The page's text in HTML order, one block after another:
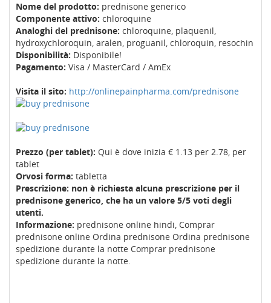
Nome del prodotto: prednisone generico
Componente attivo: chloroquine
Analoghi del prednisone: chloroquine, plaquenil,
hydroxychloroquin, aralen, proguanil, chloroquin, resochin
Disponibilità: Disponibile!
Pagamento: Visa / MasterCard / AmEx
Visita il sito: http://onlinepainpharma.com/prednisone
Prezzo (per tablet): Qui è dove inizia € 1.13 per 2.78, per
tablet
Orvosi forma: tabletta
Prescrizione: non è richiesta alcuna prescrizione per il
prednisone generico, che ha un valore 5/5 voti degli
utenti.
Informazione: prednisone online hindi, Comprar
prednisone online Ordina prednisone Ordina prednisone
spedizione durante la notte Comprar prednisone
spedizione durante la notte.